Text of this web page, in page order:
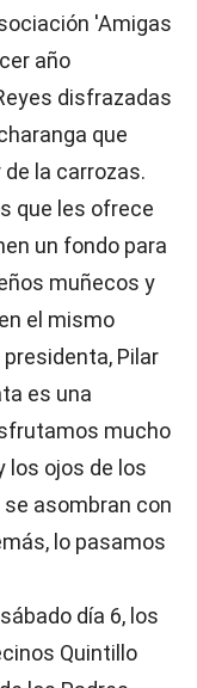
'Amigas
año
disfrazadas
que
la carrozas.
que les ofrece
un fondo para
muñecos y
el mismo
Pilar
es una
mucho
los ojos de los
asombran con
lo pasamos
día 6, los
Quintillo